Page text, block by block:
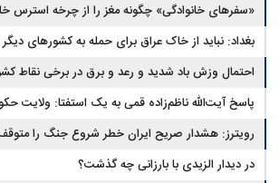
«سفرهای خانوادگی» چگونه مغز را از چرخه استرس
بغداد: نباید از خاک عراق برای حمله به کشورهای دیگر
احتمال وزش باد شدید و رعد و برق در برخی نقاط
پاسخ آیت‌الله ناظم‌زاده قمی به یک استفتا: ولایت
وجوهات شرعیه نیست
رویترز: هشدار صریح ایران خطر شروع جنگ را
در دیدار الزیدی با بارزانی چه گذشت؟